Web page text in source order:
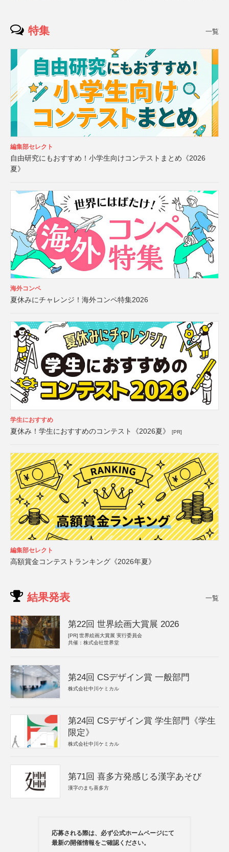
特集 一覧
編集部セレクト
自由研究にもおすすめ！小学生向けコンテストまとめ《2026
夏》
海外コンペ
夏休みにチャレンジ！海外コンペ特集2026
学生におすすめ
夏休み！学生におすすめのコンテスト《2026夏》 [PR]
編集部セレクト
高額賞金コンテストランキング《2026年夏》
結果発表 一覧
第22回 世界絵画大賞展 2026
[PR] 世界絵画大賞展 実行委員会
共催：株式会社世界堂
第24回 CSデザイン賞 一般部門
株式会社中川ケミカル
第24回 CSデザイン賞 学生部門《学生
限定》
株式会社中川ケミカル
第71回 喜多方発感じる漢字あそび
漢字のまち喜多方
応募される際は、必ず公式ホームページにて
最新の開催情報をご確認ください。